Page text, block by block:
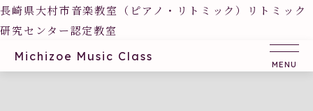
長崎県大村市音楽教室（ピアノ・リトミック）リトミック
研究センター認定教室
Michizoe Music Class